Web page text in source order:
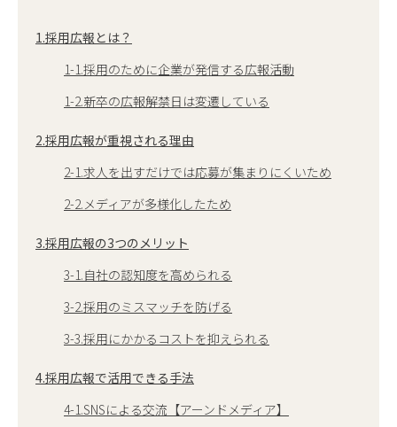
1.採用広報とは？
1-1.採用のために企業が発信する広報活動
1-2.新卒の広報解禁日は変遷している
2.採用広報が重視される理由
2-1.求人を出すだけでは応募が集まりにくいため
2-2.メディアが多様化したため
3.採用広報の3つのメリット
3-1.自社の認知度を高められる
3-2.採用のミスマッチを防げる
3-3.採用にかかるコストを抑えられる
4.採用広報で活用できる手法
4-1.SNSによる交流【アーンドメディア】